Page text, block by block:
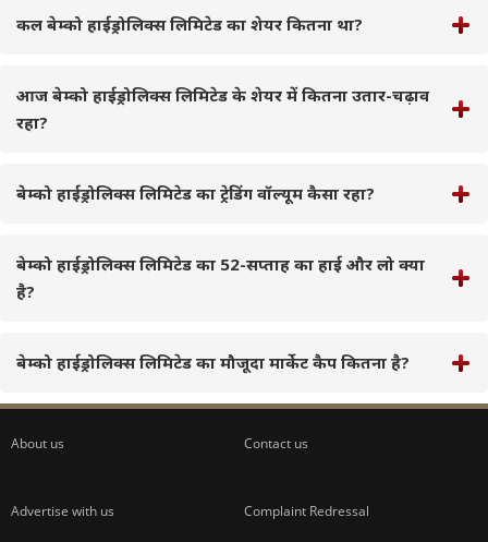
कल बेम्को हाईड्रोलिक्स लिमिटेड का शेयर कितना था?
आज बेम्को हाईड्रोलिक्स लिमिटेड के शेयर में कितना उतार-चढ़ाव
रहा?
बेम्को हाईड्रोलिक्स लिमिटेड का ट्रेडिंग वॉल्यूम कैसा रहा?
बेम्को हाईड्रोलिक्स लिमिटेड का 52-सप्ताह का हाई और लो क्या
है?
बेम्को हाईड्रोलिक्स लिमिटेड का मौजूदा मार्केट कैप कितना है?
About us Contact us
Advertise with us Complaint Redressal